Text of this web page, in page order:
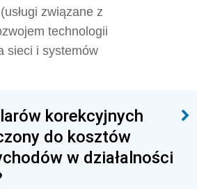
związane z
technologii
sieci i systemów
korekcyjnych
do kosztów
w działalności